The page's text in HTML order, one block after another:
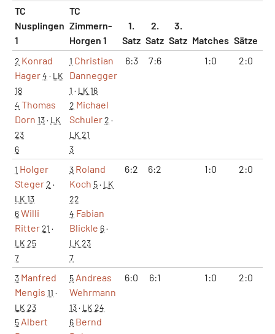
TC
Nusplingen
1
TC
Zimmern-
Horgen 1
1.
Satz
2.
Satz
3.
Satz Matches Sätze
2 Konrad
Hager4 · LK
18
4 Thomas
Dorn 13· LK
23
6
1 Christian
Dannegger
1 · LK 16
2 Michael
Schuler2 ·
LK 21
3
6:3 7:6 1:0 2:0
1 Holger
Steger2 ·
LK 13
6Willi
Ritter21 ·
LK 25
7
3 Roland
Koch 5· LK
22
4 Fabian
Blickle 6·
LK 23
7
6:2 6:2 1:0 2:0
3 Manfred
Mengis 11 ·
LK 23
5 Albert
5 Andreas
Wehrmann
13· LK 24
6 Bernd
6:0 6:1 1:0 2:0